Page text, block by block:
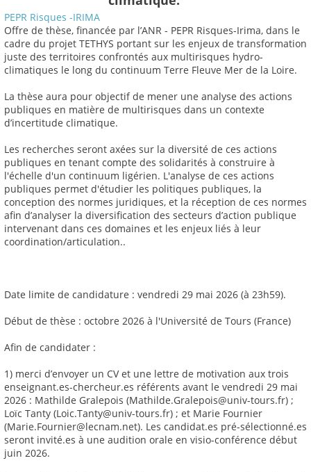
PEPR Risques -IRIMA
Offre de thèse, financée par l’ANR - PEPR Risques-Irima, dans le
cadre du projet TETHYS portant sur les enjeux de transformation
juste des territoires confrontés aux multirisques hydro-
climatiques le long du continuum Terre Fleuve Mer de la Loire.
La thèse aura pour objectif de mener une analyse des actions
publiques en matière de multirisques dans un contexte
d’incertitude climatique.
Les recherches seront axées sur la diversité de ces actions
publiques en tenant compte des solidarités à construire à
l'échelle d'un continuum ligérien. L'analyse de ces actions
publiques permet d'étudier les politiques publiques, la
conception des normes juridiques, et la réception de ces normes
afin d’analyser la diversification des secteurs d’action publique
intervenant dans ces domaines et les enjeux liés à leur
coordination/articulation..
Date limite de candidature : vendredi 29 mai 2026 (à 23h59).
Début de thèse : octobre 2026 à l'Université de Tours (France)
Afin de candidater :
1) merci d’envoyer un CV et une lettre de motivation aux trois
enseignant.es-chercheur.es référents avant le vendredi 29 mai
2026 : Mathilde Gralepois (Mathilde.Gralepois@univ-tours.fr) ;
Loïc Tanty (Loic.Tanty@univ-tours.fr) ; et Marie Fournier
(Marie.Fournier@lecnam.net). Les candidat.es pré-sélectionné.es
seront invité.es à une audition orale en visio-conférence début
juin 2026.